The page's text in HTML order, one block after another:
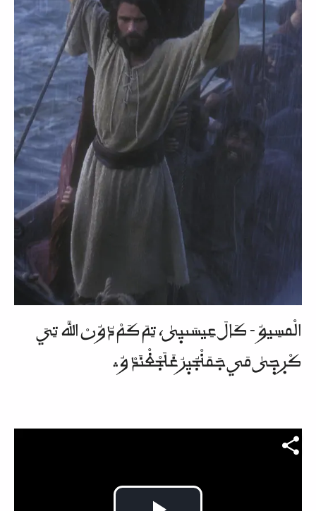
الْمسِيوُ - کَالَ عِيسَىيٜىٰ، تِمَ کَمْ دُوُࢽْ اللَّه تِيَ
کْرٜجٜىٰ مَي جَمَࢽْجُيٜرُ غَلَجْغْࢽَدْ وُ؞
Video file